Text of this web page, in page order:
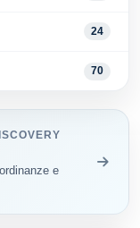
24
70
e